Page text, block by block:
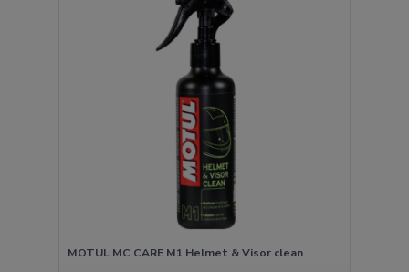
MOTUL MC CARE M1 Helmet & Visor clean